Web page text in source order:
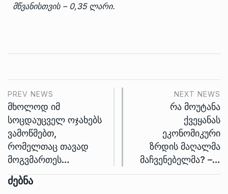
მწვანისთვის – 0,35 ლარი.
PREV NEWS
მხოლოდ იმ
სოცდაუცველ ოჯახებს
ვამოწმებთ,
რომელთაც თავად
მოგვმართეს…
NEXT NEWS
რა მოუტანა
ქვეყანას
ეკონომიკური
ზრდის მაღალმა
მაჩვენებელმა? –…
Ძებნა